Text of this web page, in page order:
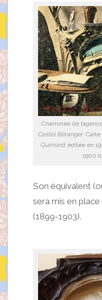
Cheminée de
Castel Béranger.
Guimard, éditée en
1900
Son équivalent
sera mis en place
(1899-1903).